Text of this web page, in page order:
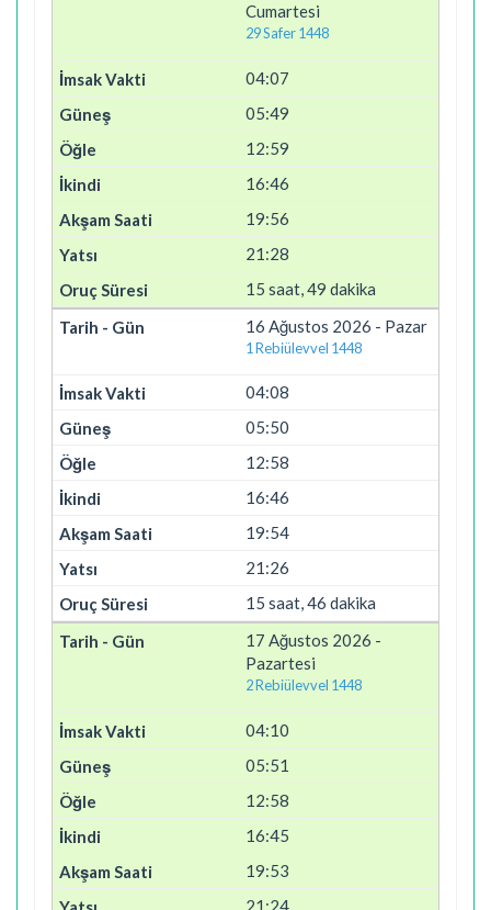
Cumartesi
29 Safer 1448
04:07
05:49
12:59
16:46
19:56
21:28
15 saat, 49 dakika
16 Ağustos 2026 - Pazar
1 Rebiülevvel 1448
04:08
05:50
12:58
16:46
19:54
21:26
15 saat, 46 dakika
17 Ağustos 2026 -
Pazartesi
2 Rebiülevvel 1448
04:10
05:51
12:58
16:45
19:53
21:24